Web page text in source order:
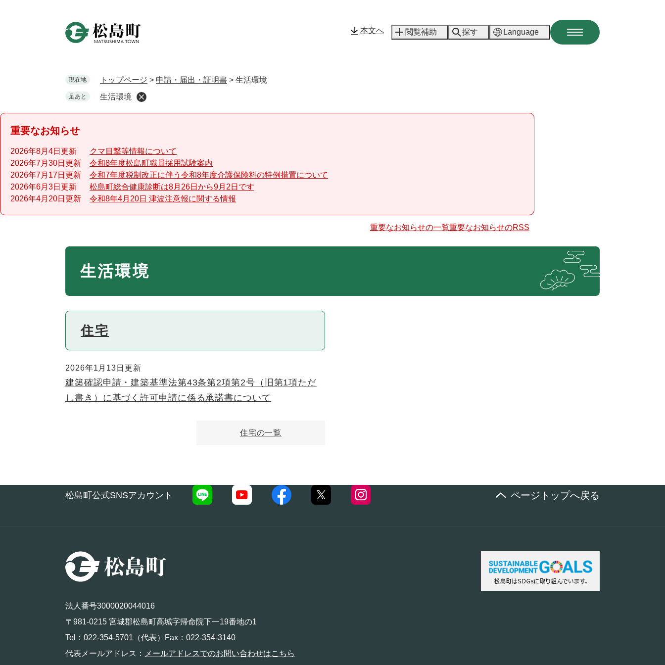
本文へ 閲覧補助 探す Language
現在地 トップページ > 申請・届出・証明書 > 生活環境
足あと 生活環境
重要なお知らせ
2026年8月4日更新
クマ目撃等情報について
2026年7月30日更新
令和8年度松島町職員採用試験案内
2026年7月17日更新
令和7年度税制改正に伴う令和8年度介護保険料の特例措置について
2026年6月3日更新
松島町総合健康診断は8月26日から9月2日です
2026年4月20日更新
令和8年4月20日 津波注意報に関する情報
重要なお知らせの一覧重要なお知らせのRSS
生活環境
住宅
2026年1月13日更新
建築確認申請・建築基準法第43条第2項第2号（旧第1項ただ
し書き）に基づく許可申請に係る承諾書について
住宅の一覧
松島町公式SNSアカウント ページトップへ戻る
法人番号3000020044016
〒981-0215 宮城郡松島町高城字帰命院下一19番地の1
Tel：022-354-5701（代表）Fax：022-354-3140
代表メールアドレス：
メールアドレスでのお問い合わせはこちら